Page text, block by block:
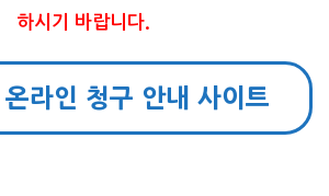
하시기 바랍니다.
라인 청구 안내 사이트